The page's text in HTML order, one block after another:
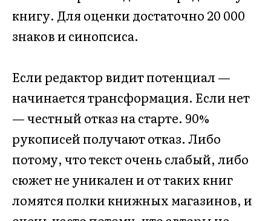
книгу. Для оценки достаточно 20 000
знаков и синопсиса.
Если редактор видит потенциал —
начинается трансформация. Если нет
— честный отказ на старте. 90%
рукописей получают отказ. Либо
потому, что текст очень слабый, либо
сюжет не уникален и от таких книг
ломятся полки книжных магазинов, и